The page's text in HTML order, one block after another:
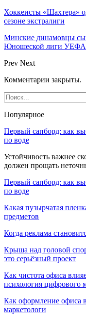
Хоккеисты «Шахтера»
сезоне экстралиги
Минские динамовцы
Юношеской лиги УЕФА
Prev Next
Комментарии закрыты.
Популярное
Первый сапборд: как
по воде
Устойчивость важнее
должен прощать
Первый сапборд: как
по воде
Какая пузырчатая
предметов
Когда реклама
Крыша над головой
это серьёзный проект
Как чистота офиса
психология цифрового
Как оформление офиса
маркетологи